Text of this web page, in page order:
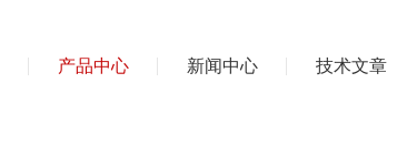
产品中心 新闻中心 技术文章